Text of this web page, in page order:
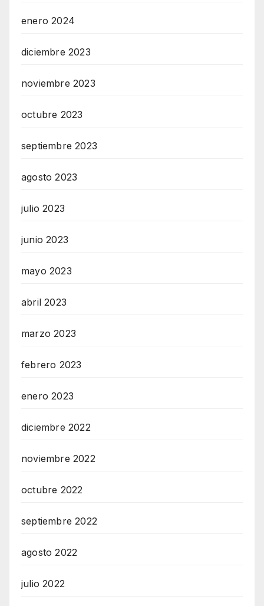
enero 2024
diciembre 2023
noviembre 2023
octubre 2023
septiembre 2023
agosto 2023
julio 2023
junio 2023
mayo 2023
abril 2023
marzo 2023
febrero 2023
enero 2023
diciembre 2022
noviembre 2022
octubre 2022
septiembre 2022
agosto 2022
julio 2022